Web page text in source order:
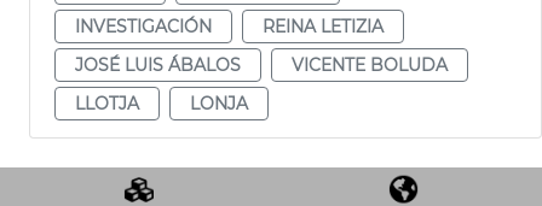
INVESTIGACIÓN
REINA LETIZIA
JOSÉ LUIS ÁBALOS
VICENTE BOLUDA
LLOTJA
LONJA